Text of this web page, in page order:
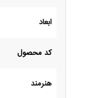
ابعاد
کد محصول
هنرمند